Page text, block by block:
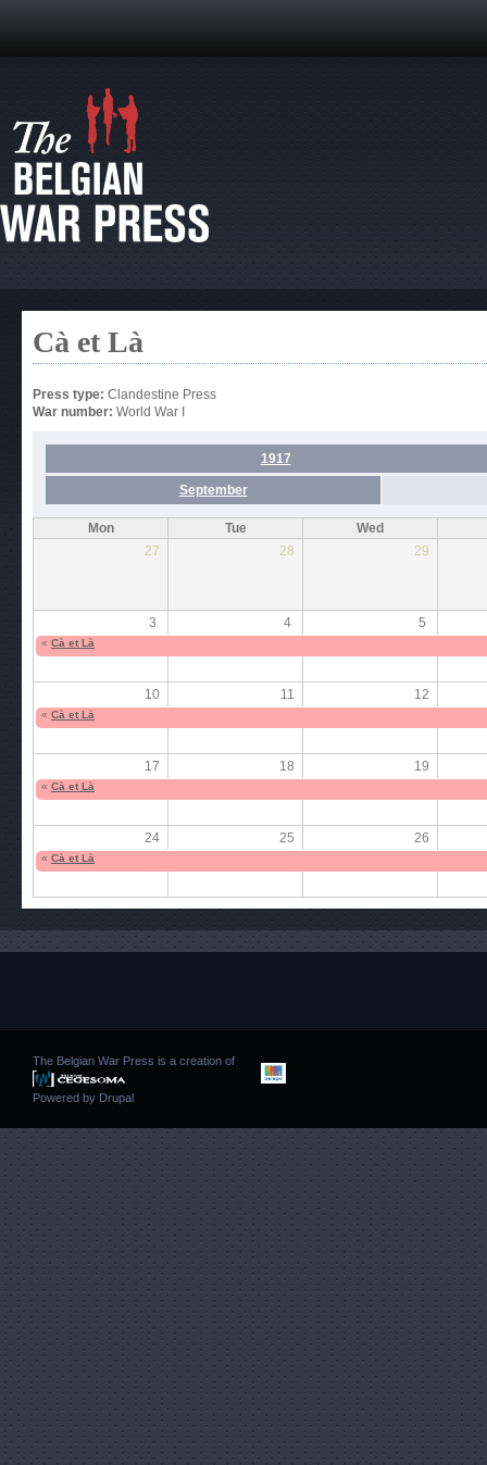
Cà et Là
Press type: Clandestine Press
War number: World War I
1917
September
Mon Tue
Wed
27
28 29
3 4 5
« Cà et Là
10 11 12
« Cà et Là
17 18 19
« Cà et Là
24 25 26
« Cà et Là
The Belgian War Press is a creation of
Powered by Drupal